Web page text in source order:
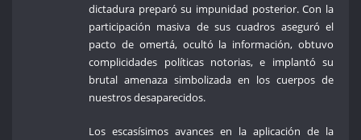
dictadura preparó su impunidad posterior. Con la
participación masiva de sus cuadros aseguró el
pacto de omertá, ocultó la información, obtuvo
complicidades políticas notorias, e implantó su
brutal amenaza simbolizada en los cuerpos de
nuestros desaparecidos.
Los escasísimos avances en la aplicación de la